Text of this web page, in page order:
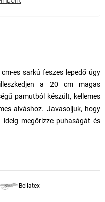
es sarkú feszes lepedő úgy
a 20 cm magas
pamutból készült, kellemes
alváshoz. Javasoljuk, hogy
megőrizze puhaságát és
Bellatex